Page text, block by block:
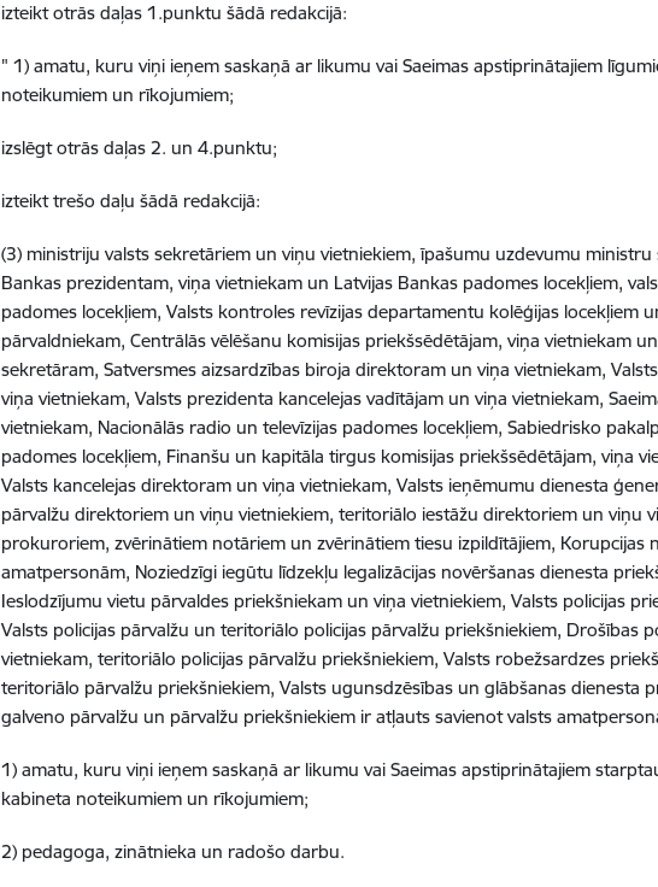
izteikt otrās daļas 1.punktu šādā redakcijā:
" 1) amatu, kuru viņi ieņem saskaņā ar likumu vai Saeimas apstiprinātajiem
noteikumiem un rīkojumiem;
izslēgt otrās daļas 2. un 4.punktu;
izteikt trešo daļu šādā redakcijā:
(3) ministriju valsts sekretāriem un viņu vietniekiem, īpašumu uzdevumu
Bankas prezidentam, viņa vietniekam un Latvijas Bankas padomes locekļiem,
padomes locekļiem, Valsts kontroles revīzijas departamentu kolēģijas locekļiem
pārvaldniekam, Centrālās vēlēšanu komisijas priekšsēdētājam, viņa vietniekam
sekretāram, Satversmes aizsardzības biroja direktoram un viņa vietniekam,
viņa vietniekam, Valsts prezidenta kancelejas vadītājam un viņa vietniekam,
vietniekam, Nacionālās radio un televīzijas padomes locekļiem, Sabiedrisko
padomes locekļiem, Finanšu un kapitāla tirgus komisijas priekšsēdētājam, viņa
Valsts kancelejas direktoram un viņa vietniekam, Valsts ieņēmumu dienesta
pārvalžu direktoriem un viņu vietniekiem, teritoriālo iestāžu direktoriem un viņu
prokuroriem, zvērinātiem notāriem un zvērinātiem tiesu izpildītājiem, Korupcijas
amatpersonām, Noziedzīgi iegūtu līdzekļu legalizācijas novēršanas dienesta
Ieslodzījumu vietu pārvaldes priekšniekam un viņa vietniekiem, Valsts policijas
Valsts policijas pārvalžu un teritoriālo policijas pārvalžu priekšniekiem, Drošības
vietniekam, teritoriālo policijas pārvalžu priekšniekiem, Valsts robežsardzes
teritoriālo pārvalžu priekšniekiem, Valsts ugunsdzēsības un glābšanas dienesta
galveno pārvalžu un pārvalžu priekšniekiem ir atļauts savienot valsts
1) amatu, kuru viņi ieņem saskaņā ar likumu vai Saeimas apstiprinātajiem
kabineta noteikumiem un rīkojumiem;
2) pedagoga, zinātnieka un radošo darbu.